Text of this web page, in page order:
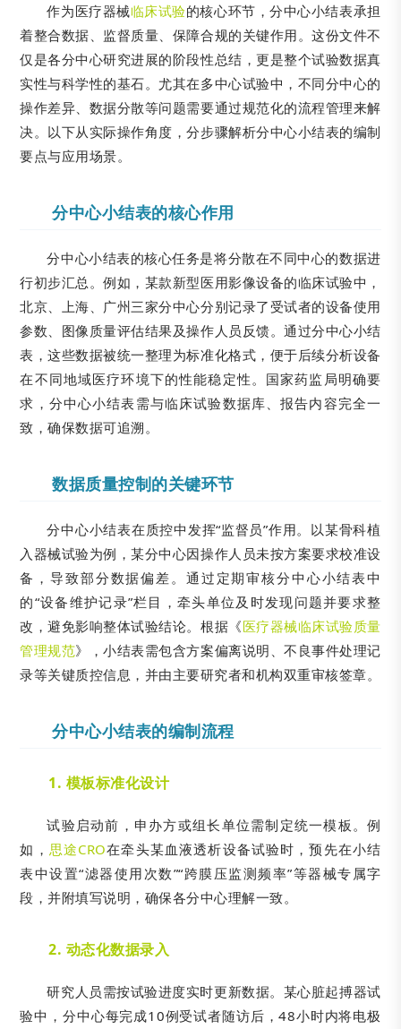
作为医疗器械临床试验的核心环节，分中心小结表承担
着整合数据、监督质量、保障合规的关键作用。这份文件不
仅是各分中心研究进展的阶段性总结，更是整个试验数据真
实性与科学性的基石。尤其在多中心试验中，不同分中心的
操作差异、数据分散等问题需要通过规范化的流程管理来解
决。以下从实际操作角度，分步骤解析分中心小结表的编制
要点与应用场景。
分中心小结表的核心作用
分中心小结表的核心任务是将分散在不同中心的数据进
行初步汇总。例如，某款新型医用影像设备的临床试验中，
北京、上海、广州三家分中心分别记录了受试者的设备使用
参数、图像质量评估结果及操作人员反馈。通过分中心小结
表，这些数据被统一整理为标准化格式，便于后续分析设备
在不同地域医疗环境下的性能稳定性。国家药监局明确要
求，分中心小结表需与临床试验数据库、报告内容完全一
致，确保数据可追溯。
数据质量控制的关键环节
分中心小结表在质控中发挥“监督员”作用。以某骨科植
入器械试验为例，某分中心因操作人员未按方案要求校准设
备，导致部分数据偏差。通过定期审核分中心小结表中
的“设备维护记录”栏目，牵头单位及时发现问题并要求整
改，避免影响整体试验结论。根据《医疗器械临床试验质量
管理规范》，小结表需包含方案偏离说明、不良事件处理记
录等关键质控信息，并由主要研究者和机构双重审核签章。
分中心小结表的编制流程
1. 模板标准化设计
试验启动前，申办方或组长单位需制定统一模板。例
如， 思途CRO在牵头某血液透析设备试验时，预先在小结
表中设置“滤器使用次数”“跨膜压监测频率”等器械专属字
段，并附填写说明，确保各分中心理解一致。
2. 动态化数据录入
研究人员需按试验进度实时更新数据。某心脏起搏器试
验中，分中心每完成10例受试者随访后，48小时内将电极